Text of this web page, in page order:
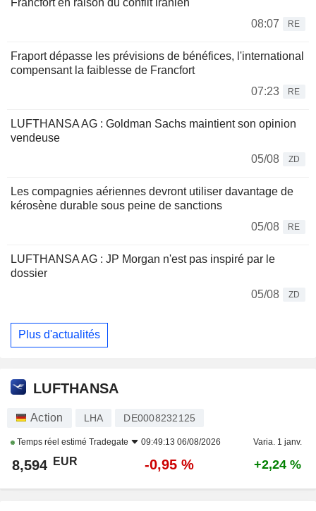
08:07
RE
Fraport dépasse les prévisions de bénéfices, l'international
compensant la faiblesse de Francfort
07:23
RE
LUFTHANSA AG : Goldman Sachs maintient son opinion
vendeuse
05/08
ZD
Les compagnies aériennes devront utiliser davantage de
kérosène durable sous peine de sanctions
05/08
RE
LUFTHANSA AG : JP Morgan n'est pas inspiré par le
dossier
05/08
ZD
Plus d'actualités
LUFTHANSA
Action LHA DE0008232125
Temps réel estimé Tradegate 09:49:13 06/08/2026 Varia. 1 janv.
8,594 EUR -0,95 % +2,24 %